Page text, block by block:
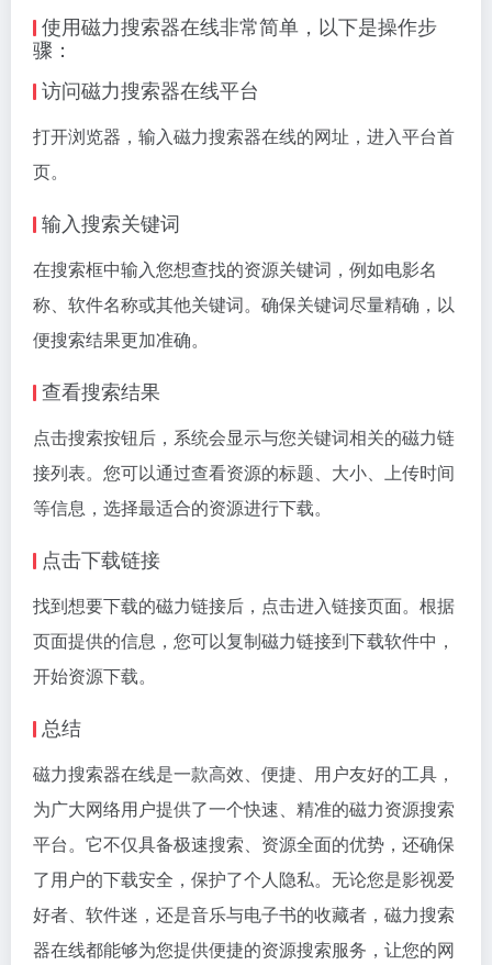
使用磁力搜索器在线非常简单，以下是操作步
骤：
访问磁力搜索器在线平台
打开浏览器，输入磁力搜索器在线的网址，进入平台首
页。
输入搜索关键词
在搜索框中输入您想查找的资源关键词，例如电影名
称、软件名称或其他关键词。确保关键词尽量精确，以
便搜索结果更加准确。
查看搜索结果
点击搜索按钮后，系统会显示与您关键词相关的磁力链
接列表。您可以通过查看资源的标题、大小、上传时间
等信息，选择最适合的资源进行下载。
点击下载链接
找到想要下载的磁力链接后，点击进入链接页面。根据
页面提供的信息，您可以复制磁力链接到下载软件中，
开始资源下载。
总结
磁力搜索器在线是一款高效、便捷、用户友好的工具，
为广大网络用户提供了一个快速、精准的磁力资源搜索
平台。它不仅具备极速搜索、资源全面的优势，还确保
了用户的下载安全，保护了个人隐私。无论您是影视爱
好者、软件迷，还是音乐与电子书的收藏者，磁力搜索
器在线都能够为您提供便捷的资源搜索服务，让您的网